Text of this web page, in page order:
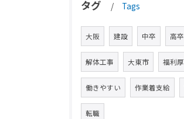
タグ Tags
大阪 建設 中卒 高卒
解体工事 大東市 福利
働きやすい 作業着支給
転職